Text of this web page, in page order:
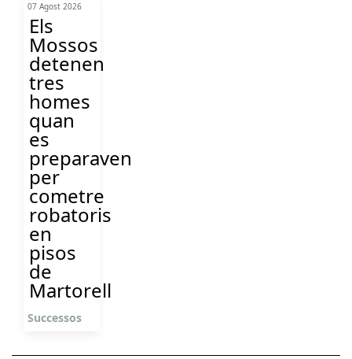
07 Agost 2026
Els
Mossos
detenen
tres
homes
quan
es
preparaven
per
cometre
robatoris
en
pisos
de
Martorell
Successos